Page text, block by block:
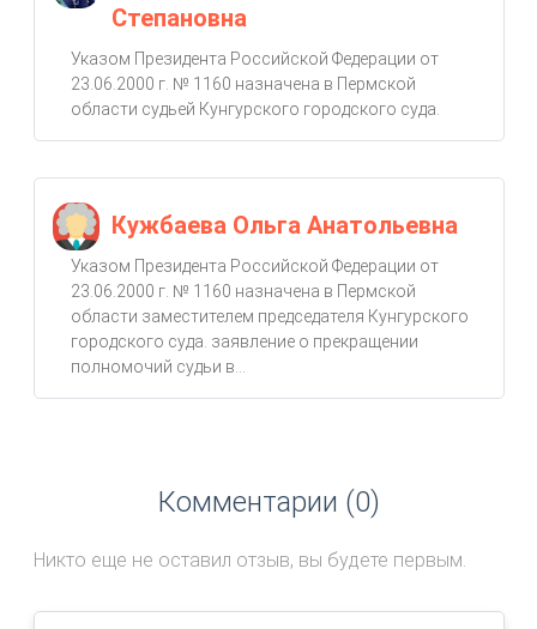
Степановна
Указом Президента Российской Федерации от
23.06.2000 г. № 1160 назначена в Пермской
области судьей Кунгурского городского суда.
Кужбаева Ольга Анатольевна
Указом Президента Российской Федерации от
23.06.2000 г. № 1160 назначена в Пермской
области заместителем председателя Кунгурского
городского суда. заявление о прекращении
полномочий судьи в...
Комментарии (0)
Никто еще не оставил отзыв, вы будете первым.